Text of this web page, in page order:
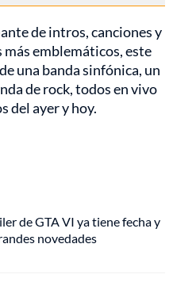
de intros, canciones y
emblemáticos, este
una banda sinfónica, un
de rock, todos en vivo
del ayer y hoy.
de GTA VI ya tiene fecha y
novedades